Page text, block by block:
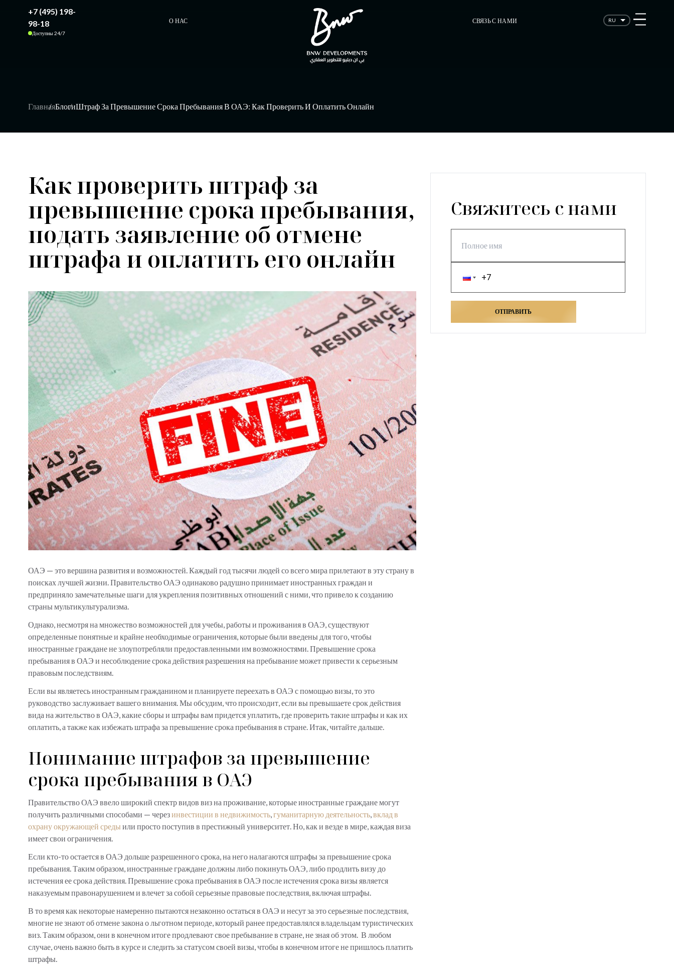
+7 (495) 198-
98-18
Доступны 24/7
О НАС СВЯЗЬ С НАМИ RU
ГлавнаяБлогиШтраф За Превышение Срока Пребывания В ОАЭ: Как Проверить И Оплатить Онлайн
Как проверить штраф за
превышение срока пребывания,
подать заявление об отмене
штрафа и оплатить его онлайн
ОАЭ — это вершина развития и возможностей. Каждый год тысячи людей со всего мира прилетают в эту страну в
поисках лучшей жизни. Правительство ОАЭ одинаково радушно принимает иностранных граждан и
предприняло замечательные шаги для укрепления позитивных отношений с ними, что привело к созданию
страны мультикультурализма.
Однако, несмотря на множество возможностей для учебы, работы и проживания в ОАЭ, существуют
определенные понятные и крайне необходимые ограничения, которые были введены для того, чтобы
иностранные граждане не злоупотребляли предоставленными им возможностями. Превышение срока
пребывания в ОАЭ и несоблюдение срока действия разрешения на пребывание может привести к серьезным
правовым последствиям.
Если вы являетесь иностранным гражданином и планируете переехать в ОАЭ с помощью визы, то это
руководство заслуживает вашего внимания. Мы обсудим, что происходит, если вы превышаете срок действия
вида на жительство в ОАЭ, какие сборы и штрафы вам придется уплатить, где проверить такие штрафы и как их
оплатить, а также как избежать штрафа за превышение срока пребывания в стране. Итак, читайте дальше.
Понимание штрафов за превышение
срока пребывания в ОАЭ
Правительство ОАЭ ввело широкий спектр видов виз на проживание, которые иностранные граждане могут
получить различными способами — черезинвестиции в недвижимость,гуманитарную деятельность,вклад в
охрану окружающей среды или просто поступив в престижный университет. Но, как и везде в мире, каждая виза
имеет свои ограничения.
Если кто-то остается в ОАЭ дольше разрешенного срока, на него налагаются штрафы за превышение срока
пребывания. Таким образом, иностранные граждане должны либо покинуть ОАЭ, либо продлить визу до
истечения ее срока действия. Превышение срока пребывания в ОАЭ после истечения срока визы является
наказуемым правонарушением и влечет за собой серьезные правовые последствия, включая штрафы.
В то время как некоторые намеренно пытаются незаконно остаться в ОАЭ и несут за это серьезные последствия,
многие не знают об отмене закона о льготном периоде, который ранее предоставлялся владельцам туристических
виз. Таким образом, они в конечном итоге продлевают свое пребывание в стране, не зная об этом. В любом
случае, очень важно быть в курсе и следить за статусом своей визы, чтобы в конечном итоге не пришлось платить
штрафы.
Свяжитесь с нами
ОТПРАВИТЬ